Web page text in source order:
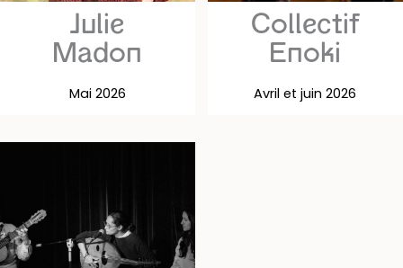
Julie
Madon
Mai 2026
Collectif
Enoki
Avril et juin 2026